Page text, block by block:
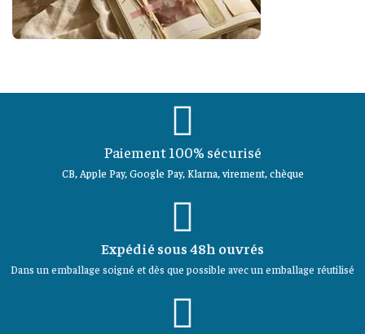
Paiement 100% sécurisé
CB, Apple Pay, Google Pay, Klarna, virement, chèque
Expédié sous 48h ouvrés
Dans un emballage soigné et dès que possible avec un emballage réutilisé